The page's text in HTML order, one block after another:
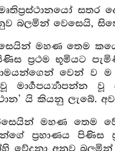
බලමින් වෙසෙයි,
මහණ තෙම
ප්‍රථම භූමියට
වෙන් ව ම
වූ
යි කියනු ලැබේ.
මහණ තෙම
ප්‍රහාණය